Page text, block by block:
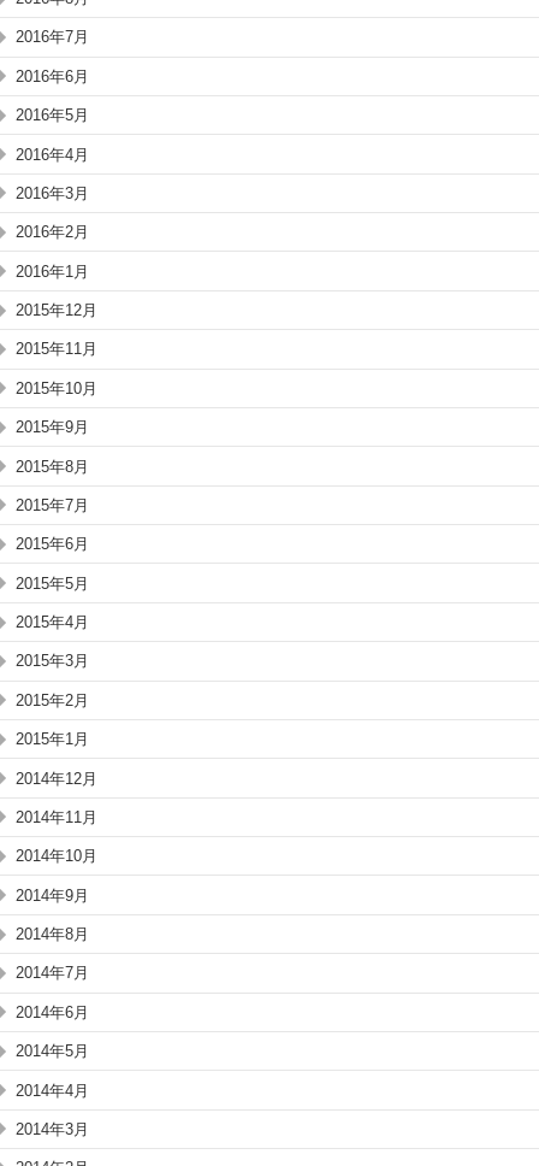
2016年7月
2016年6月
2016年5月
2016年4月
2016年3月
2016年2月
2016年1月
2015年12月
2015年11月
2015年10月
2015年9月
2015年8月
2015年7月
2015年6月
2015年5月
2015年4月
2015年3月
2015年2月
2015年1月
2014年12月
2014年11月
2014年10月
2014年9月
2014年8月
2014年7月
2014年6月
2014年5月
2014年4月
2014年3月